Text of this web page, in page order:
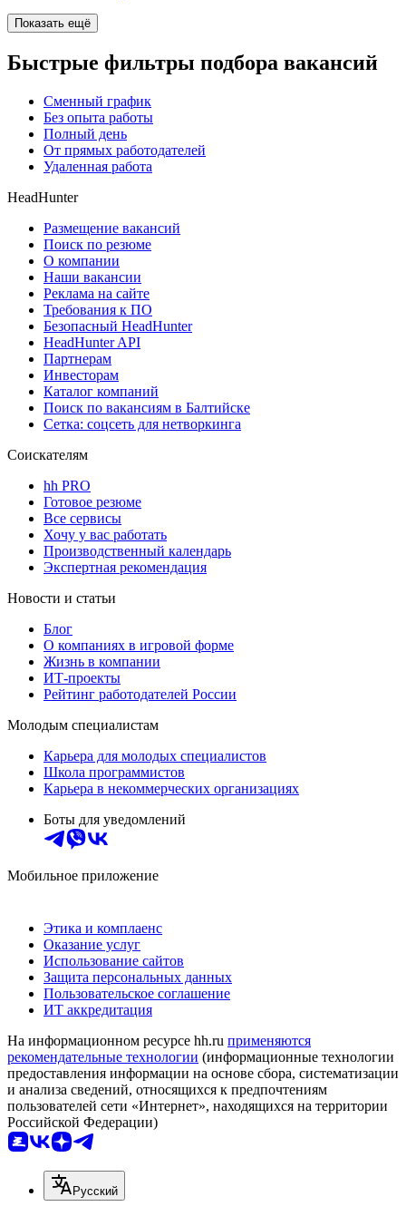
Показать ещё
Быстрые фильтры подбора вакансий
Сменный график
Без опыта работы
Полный день
От прямых работодателей
Удаленная работа
HeadHunter
Размещение вакансий
Поиск по резюме
О компании
Наши вакансии
Реклама на сайте
Требования к ПО
Безопасный HeadHunter
HeadHunter API
Партнерам
Инвесторам
Каталог компаний
Поиск по вакансиям в Балтийске
Сетка: соцсеть для нетворкинга
Соискателям
hh PRO
Готовое резюме
Все сервисы
Хочу у вас работать
Производственный календарь
Экспертная рекомендация
Новости и статьи
Блог
О компаниях в игровой форме
Жизнь в компании
ИТ-проекты
Рейтинг работодателей России
Молодым специалистам
Карьера для молодых специалистов
Школа программистов
Карьера в некоммерческих организациях
Боты для уведомлений
Мобильное приложение
Этика и комплаенс
Оказание услуг
Использование сайтов
Защита персональных данных
Пользовательское соглашение
ИТ аккредитация
На информационном ресурсе hh.ru применяются
рекомендательные технологии (информационные технологии
предоставления информации на основе сбора, систематизации
и анализа сведений, относящихся к предпочтениям
пользователей сети «Интернет», находящихся на территории
Российской Федерации)
Русский